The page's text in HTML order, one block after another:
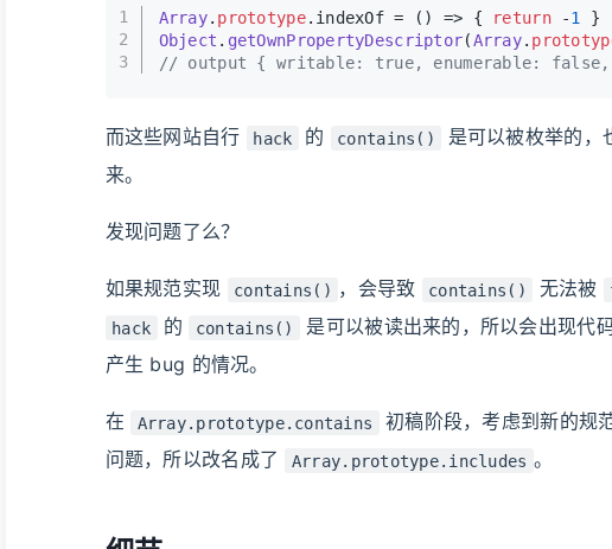
1
2
3
Array. prototype. indexOf = () => { return -1
}
Object . getOwnPropertyDescriptor(Array.
// output { writable: true, enumerable:
而这些网站自行 hack 的 contains() 是可以被枚举的，
来。
发现问题了么？
如果规范实现 contains() ，会导致 contains() 无法被
hack 的 contains()
是可以被读出来的，所以会出现代
产生 bug 的情况。
在 Array.prototype.contains
初稿阶段，考虑到新的规
问题，所以改名成了
Array.prototype.includes 。